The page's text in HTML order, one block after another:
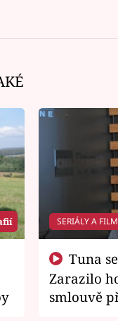
SERIÁLY A
Zarazilo
smlouvě